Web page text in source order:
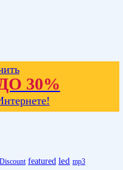
30%
Discount featured led mp3